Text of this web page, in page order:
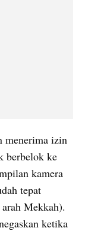
menerima izin
berbelok ke
kamera
tepat
Mekkah).
ketika